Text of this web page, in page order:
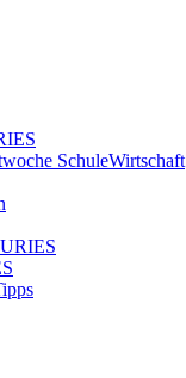
SchuleWirtschaft